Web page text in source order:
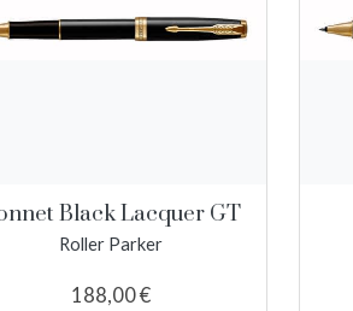
Black Lacquer GT
Roller Parker
188,00 €